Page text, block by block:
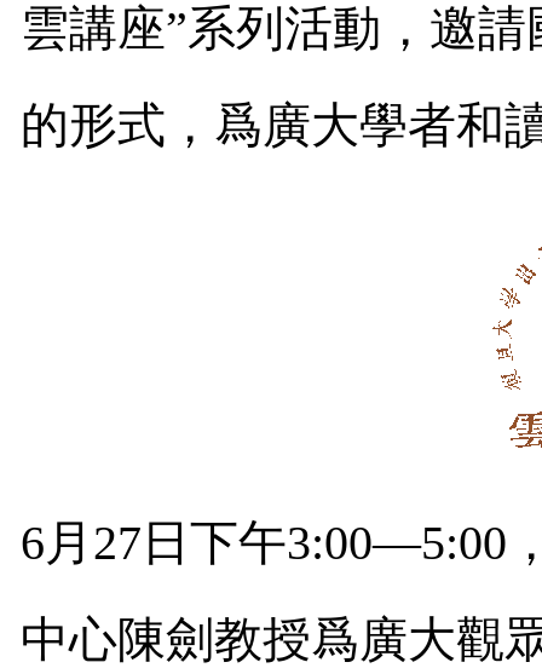
雲講座”系列活動，邀
的形式，爲廣大學者和
6月 27 日下午3:00—5:00
中心陳劍教授爲廣大觀